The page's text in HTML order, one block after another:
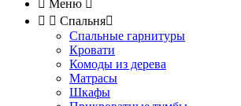
 Меню 
  Спальня
Спальные гарнитуры
Кровати
Комоды из дерева
Матрасы
Шкафы